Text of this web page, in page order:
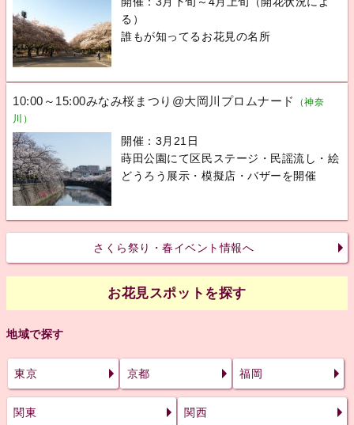
る）
誰もが知ってるお花見の名所
10:00～15:00みなみ桜まつり@大岡川プロムナード
（神奈
川）
開催：3月21日
蒔田公園にて区民ステージ・民謡流し・絵
どうろう展示・模擬店・バザーを開催
さくら祭り・春イベント情報へ
お花見スポットを探す
地域で探す
東京 京都 福岡
関東 関西